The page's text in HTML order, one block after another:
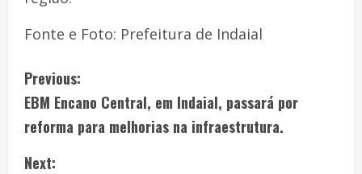
Fonte e Foto: Prefeitura de Indaial
Previous:
EBM Encano Central, em Indaial, passará por
reforma para melhorias na infraestrutura.
Next: